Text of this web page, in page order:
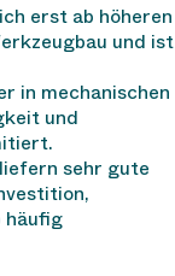
erst ab höheren
und ist
in mechanischen
und
sehr gute